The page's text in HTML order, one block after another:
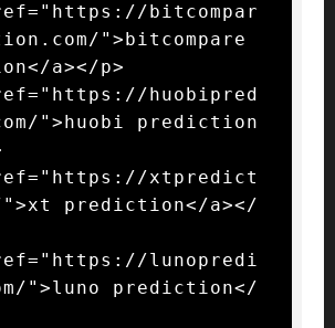
bitcompar
">bitcompare
a></p>
huobipred
">huobi prediction
xtpredict
">xt prediction</a></
lunopredi
">luno prediction</